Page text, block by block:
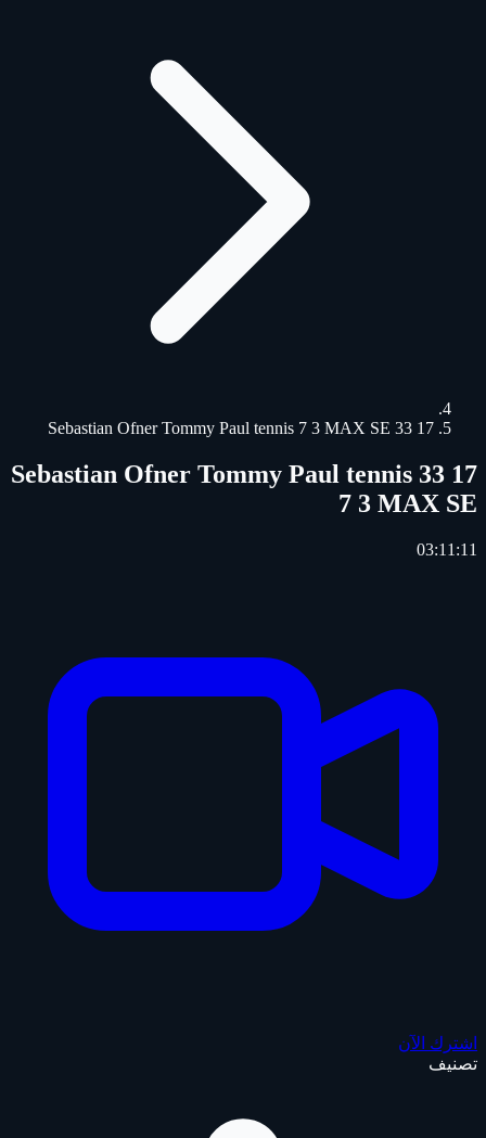
17 33 Sebastian Ofner Tommy Paul tennis 7 3 MAX SE
17 33 Sebastian Ofner Tommy Paul tennis
7 3 MAX SE
03:11:11
اشترك الآن
تصنيف